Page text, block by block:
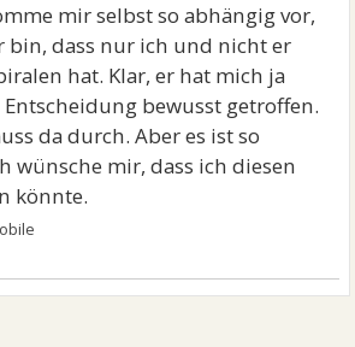
mir selbst so abhängig vor,
bin, dass nur ich und nicht er
hat. Klar, er hat mich ja
bewusst getroffen.
da durch. Aber es ist so
wünsche mir, dass ich diesen
könnte.